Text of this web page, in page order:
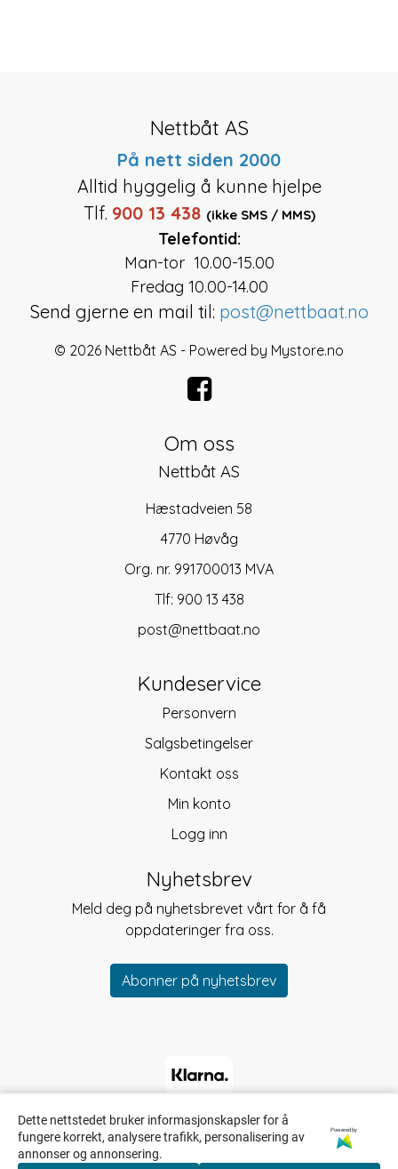
Nettbåt AS
På nett siden 2000
Alltid hyggelig å kunne hjelpe
Tlf. 900 13 438 (ikke SMS / MMS)
Telefontid:
Man-tor 10.00-15.00
Fredag 10.00-14.00
Send gjerne en mail til: post@nettbaat.no
© 2026 Nettbåt AS - Powered by Mystore.no
Om oss
Nettbåt AS
Hæstadveien 58
4770 Høvåg
Org. nr. 991700013 MVA
Tlf: 900 13 438
post@nettbaat.no
Kundeservice
Personvern
Salgsbetingelser
Kontakt oss
Min konto
Logg inn
Nyhetsbrev
Meld deg på nyhetsbrevet vårt for å få
oppdateringer fra oss.
Abonner på nyhetsbrev
Dette nettstedet bruker informasjonskapsler for å
fungere korrekt, analysere trafikk, personalisering av
annonser og annonsering.
Powered by